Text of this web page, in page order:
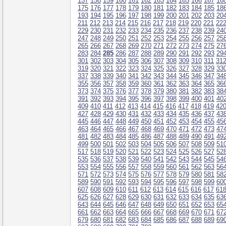
175 176 177 178 179 180 181 182 183 184 185
193 194 195 196 197 198 199 200 201 202 203
211 212 213 214 215 216 217 218 219 220 221 222
229 230 231 232 233 234 235 236 237 238 239
247 248 249 250 251 252 253 254 255 256 257
265 266 267 268 269 270 271 272 273 274 275
283 284 285 286 287 288 289 290 291 292 293
301 302 303 304 305 306 307 308 309 310 311 312
319 320 321 322 323 324 325 326 327 328 329
337 338 339 340 341 342 343 344 345 346 347
355 356 357 358 359 360 361 362 363 364 365
373 374 375 376 377 378 379 380 381 382 383
391 392 393 394 395 396 397 398 399 400 401
409 410 411 412 413 414 415 416 417 418 419 420
427 428 429 430 431 432 433 434 435 436 437
445 446 447 448 449 450 451 452 453 454 455
463 464 465 466 467 468 469 470 471 472 473
481 482 483 484 485 486 487 488 489 490 491
499 500 501 502 503 504 505 506 507 508 509
517 518 519 520 521 522 523 524 525 526 527
535 536 537 538 539 540 541 542 543 544 545
553 554 555 556 557 558 559 560 561 562 563
571 572 573 574 575 576 577 578 579 580 581
589 590 591 592 593 594 595 596 597 598 599
607 608 609 610 611 612 613 614 615 616 617 618
625 626 627 628 629 630 631 632 633 634 635
643 644 645 646 647 648 649 650 651 652 653
661 662 663 664 665 666 667 668 669 670 671
679 680 681 682 683 684 685 686 687 688 689